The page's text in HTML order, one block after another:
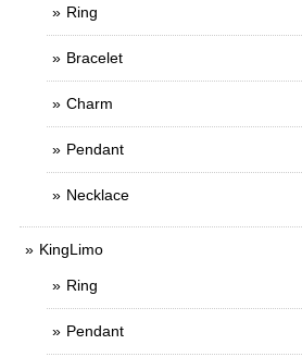
Ring
Bracelet
Charm
Pendant
Necklace
KingLimo
Ring
Pendant